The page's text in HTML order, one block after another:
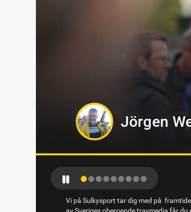
Markus B
Vi på Sulkysport tar dig med på